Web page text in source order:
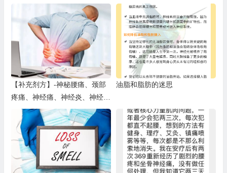
气管问题、呼吸困难、横膈膜堵
塞（二）
【补充剂方】-神秘腰痛、颈部
疼痛、神经痛、神经炎、神经病
变、枕骨神经痛、神秘后脑勺疼
痛
油脂和脂肪的迷思